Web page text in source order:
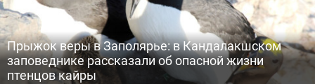
Прыжок веры в Заполярье: в Кандалакшском
заповеднике рассказали об опасной жизни
птенцов кайры